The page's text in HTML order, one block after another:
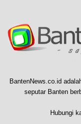
BantenNews.co.id
seputar Banten
Hubungi